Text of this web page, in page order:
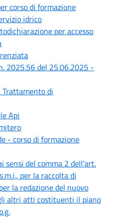
corso di formazione
idrico
per accesso
2025.56 del 25.06.2025 -
di
Api
- corso di formazione
sensi del comma 2 dell'art.
per la raccolta di
la redazione del nuovo
altri atti costituenti il piano